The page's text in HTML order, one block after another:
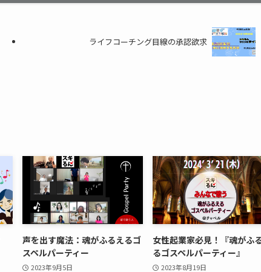
ライフコーチング目線の承認欲求
声を出す魔法：魂がふるえるゴ
スペルパーティー
2023年9月5日
女性起業家必見！『魂がふ
るゴスペルパーティー』
2023年8月19日